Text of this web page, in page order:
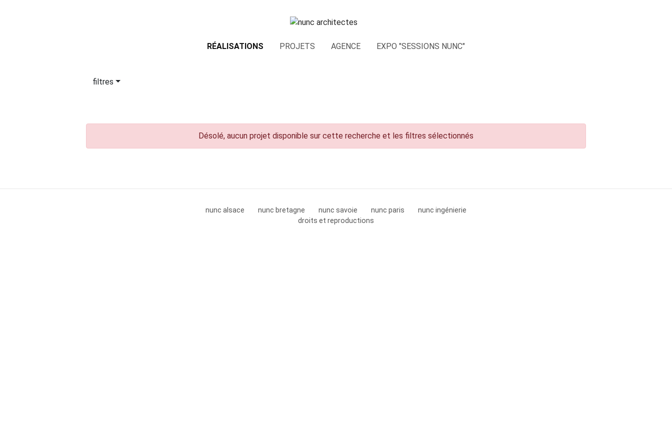
RÉALISATIONS PROJETS AGENCE EXPO "SESSIONS NUNC"
filtres
Désolé, aucun projet disponible sur cette recherche et les filtres sélectionnés
nunc alsace nunc bretagne nunc savoie nunc paris
nunc ingénierie
droits et reproductions